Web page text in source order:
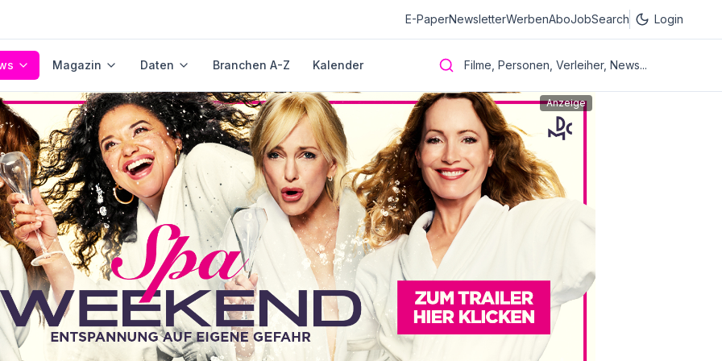
E-PaperNewsletterWerbenAboJobSearch Login
Magazin Daten Branchen A-Z Kalender Filme, Personen, Verleiher, News...
Anzeige